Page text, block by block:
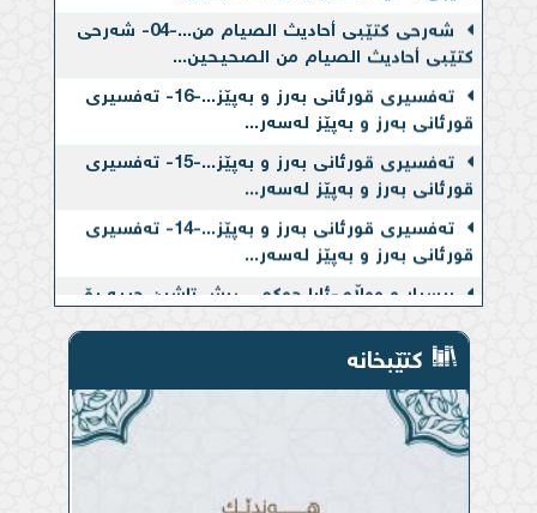
شەرحی کتێبی أحادیث الصیام من...-04- شەرحی
کتێبی أحادیث الصیام من الصحیحین...
تەفسیری قورئانی بەرز و بەپێز...-16- تەفسیری
قورئانی بەرز و بەپێز لەسەر...
تەفسیری قورئانی بەرز و بەپێز...-15- تەفسیری
قورئانی بەرز و بەپێز لەسەر...
تەفسیری قورئانی بەرز و بەپێز...-14- تەفسیری
قورئانی بەرز و بەپێز لەسەر...
پرسیار و وەڵام-ئایا حوكمی ڕیش تاشین چییه‌ بۆ
ئه‌وانه‌ی...
مەقالەکان-ئاینی ئیسلام و ئه‌وانی تر (نه‌زری
خۆپڕووكێن...
مەقالەکان-ئه‌مشه‌و ده‌ستده‌كرێت به‌ شەرح کردنی
کتێبی: مشکاة...
کتێبخانە